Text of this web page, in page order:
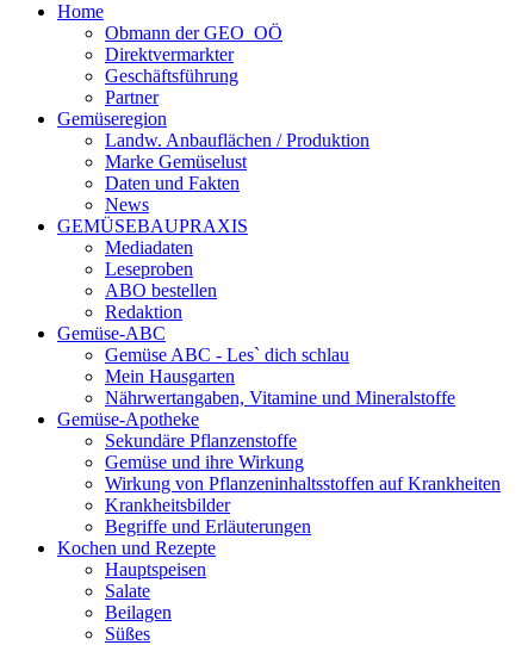
Home
Obmann der GEO_OÖ
Direktvermarkter
Geschäftsführung
Partner
Gemüseregion
Landw. Anbauflächen / Produktion
Marke Gemüselust
Daten und Fakten
News
GEMÜSEBAUPRAXIS
Mediadaten
Leseproben
ABO bestellen
Redaktion
Gemüse-ABC
Gemüse ABC - Les` dich schlau
Mein Hausgarten
Nährwertangaben, Vitamine und Mineralstoffe
Gemüse-Apotheke
Sekundäre Pflanzenstoffe
Gemüse und ihre Wirkung
Wirkung von Pflanzeninhaltsstoffen auf Krankheiten
Krankheitsbilder
Begriffe und Erläuterungen
Kochen und Rezepte
Hauptspeisen
Salate
Beilagen
Süßes